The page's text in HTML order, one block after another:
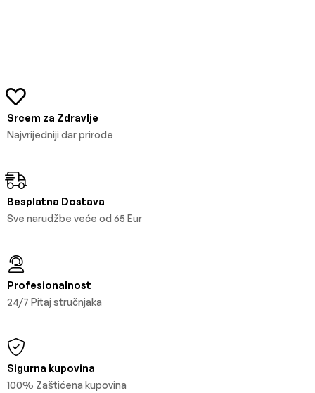
Srcem za Zdravlje
Najvrijedniji dar prirode
Besplatna Dostava
Sve narudžbe veće od 65 Eur
Profesionalnost
24/7 Pitaj stručnjaka
Sigurna kupovina
100% Zaštićena kupovina